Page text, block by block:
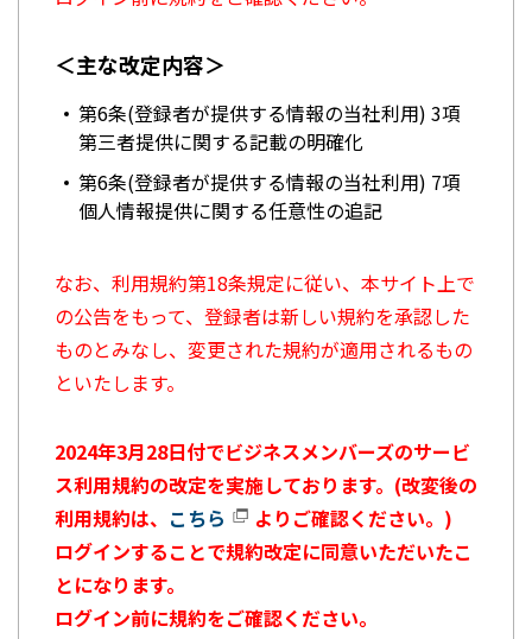
＜主な改定内容＞
第6条(登録者が提供する情報の当社利用) 3項
第三者提供に関する記載の明確化
第6条(登録者が提供する情報の当社利用) 7項
個人情報提供に関する任意性の追記
なお、利用規約第18条規定に従い、本サイト上で
の公告をもって、登録者は新しい規約を承認した
ものとみなし、変更された規約が適用されるもの
といたします。
2024年3月28日付でビジネスメンバーズのサービ
ス利用規約の改定を実施しております。(改変後の
利用規約は、 こちら
よりご確認ください。)
ログインすることで規約改定に同意いただいたこ
とになります。
ログイン前に規約をご確認ください。